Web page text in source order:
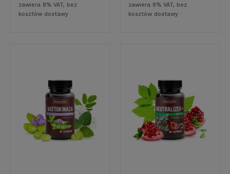
zawiera 8% VAT, bez
kosztów dostawy
zawiera 8% VAT, bez
kosztów dostawy